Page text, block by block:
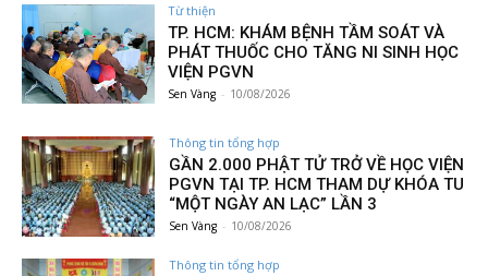
Từ thiện
TP. HCM: KHÁM BỆNH TẦM SOÁT VÀ
PHÁT THUỐC CHO TĂNG NI SINH HỌC
VIỆN PGVN
Sen Vàng - 10/08/2026
Thông tin tổng hợp
GẦN 2.000 PHẬT TỬ TRỞ VỀ HỌC VIỆN
PGVN TẠI TP. HCM THAM DỰ KHÓA TU
“MỘT NGÀY AN LẠC” LẦN 3
Sen Vàng - 10/08/2026
Thông tin tổng hợp